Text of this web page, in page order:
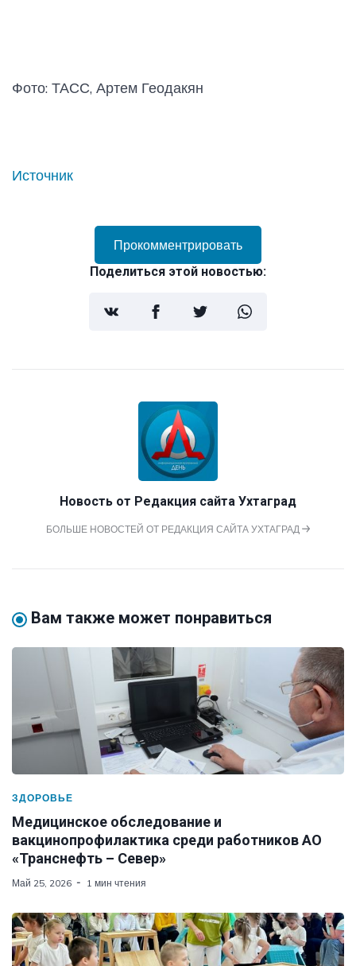
Фото: ТАСС, Артем Геодакян
Источник
Прокомментрировать
Поделиться этой новостью:
Новость от Редакция сайта Ухтаград
БОЛЬШЕ НОВОСТЕЙ ОТ РЕДАКЦИЯ САЙТА УХТАГРАД
Вам также может понравиться
ЗДОРОВЬЕ
Медицинское обследование и
вакцинопрофилактика среди работников АО
«Транснефть – Север»
Май 25, 2026 1 мин чтения